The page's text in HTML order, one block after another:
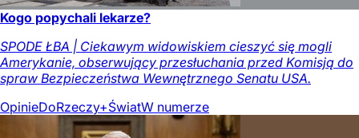
Kogo popychali lekarze?
SPODE ŁBA | Ciekawym widowiskiem cieszyć się mogli
Amerykanie, obserwujący przesłuchania przed Komisją do
spraw Bezpieczeństwa Wewnętrznego Senatu USA.
OpinieDoRzeczy+ŚwiatW numerze